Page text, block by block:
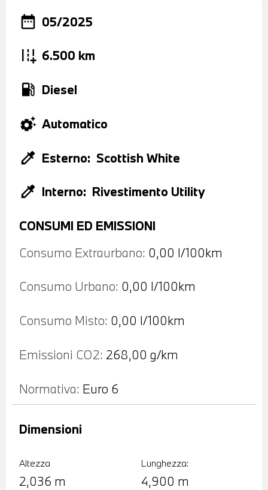
date_range 05/2025
add_road 6.500 km
local_gas_station Diesel
settings_suggest Automatico
colorize Esterno: Scottish White
colorize Interno: Rivestimento Utility
CONSUMI ED EMISSIONI
Consumo Extraurbano: 0,00 l/100km
Consumo Urbano: 0,00 l/100km
Consumo Misto: 0,00 l/100km
Emissioni CO2: 268,00 g/km
Normativa: Euro 6
Altezza
2,036 m
Lunghezza:
4,900 m
Dimensioni